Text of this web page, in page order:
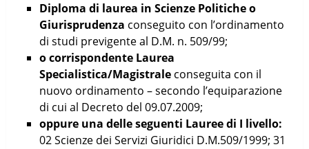
Diploma di laurea in Scienze Politiche o
Giurisprudenza conseguito con l’ordinamento
di studi previgente al D.M. n. 509/99;
o corrispondente Laurea
Specialistica/Magistraleconseguita con il
nuovo ordinamento – secondo l’equiparazione
di cui al Decreto del 09.07.2009;
oppure una delle seguenti Lauree di I livello:
02 Scienze dei Servizi Giuridici D.M.509/1999; 31